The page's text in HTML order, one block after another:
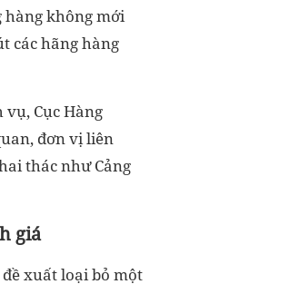
hàng không mới
các hãng hàng
Cục Hàng
đơn vị liên
thác như Cảng
giá
xuất loại bỏ một